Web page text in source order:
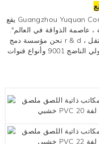
يقع Guangzhou Yuquan Composite Material Co. ، Ltd في مدينة
عاصمة الذواقة في العالم".
نحن مؤسسة دمج r & d ، برو دوكتيون والمبيعات. لدينا مصنع مستقل
ذو سعة كبيرة ، ونظام إدارة الجودة الدولي الناضج 9001 وأنواع قنوات